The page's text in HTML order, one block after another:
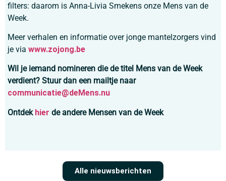
filters: daarom is Anna-Livia Smekens onze Mens van de
Week.
Meer verhalen en informatie over jonge mantelzorgers vind
je via www.zojong.be
Wil je iemand nomineren die de titel Mens van de Week
verdient? Stuur dan een mailtje naar
communicatie@deMens.nu
Ontdek hier de andere Mensen van de Week
Alle nieuwsberichten